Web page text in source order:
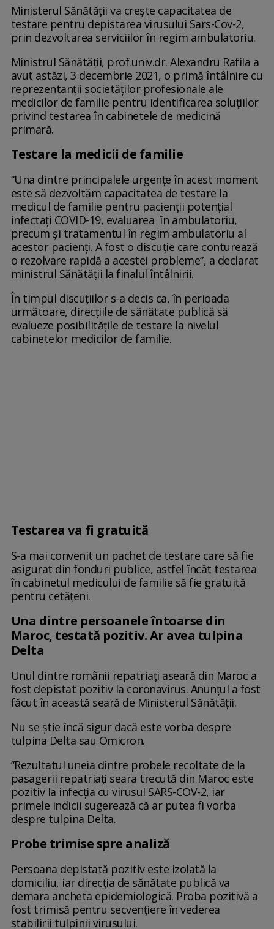
Ministerul Sănătății va crește capacitatea de
testare pentru depistarea virusului Sars-Cov-2,
prin dezvoltarea serviciilor în regim ambulatoriu.
Ministrul Sănătății, prof.univ.dr. Alexandru Rafila a
avut astăzi, 3 decembrie 2021, o primă întâlnire cu
reprezentanții societăților profesionale ale
medicilor de familie pentru identificarea soluțiilor
privind testarea în cabinetele de medicină
primară.
Testare la medicii de familie
“Una dintre principalele urgențe în acest moment
este să dezvoltăm capacitatea de testare la
medicul de familie pentru pacienții potențial
infectați COVID-19, evaluarea în ambulatoriu,
precum și tratamentul în regim ambulatoriu al
acestor pacienți. A fost o discuție care conturează
o rezolvare rapidă a acestei probleme”, a declarat
ministrul Sănătății la finalul întâlnirii.
În timpul discuțiilor s-a decis ca, în perioada
următoare, direcțiile de sănătate publică să
evalueze posibilitățile de testare la nivelul
cabinetelor medicilor de familie.
Testarea va fi gratuită
S-a mai convenit un pachet de testare care să fie
asigurat din fonduri publice, astfel încât testarea
în cabinetul medicului de familie să fie gratuită
pentru cetățeni.
Una dintre persoanele întoarse din
Maroc, testată pozitiv. Ar avea tulpina
Delta
Unul dintre românii repatriați aseară din Maroc a
fost depistat pozitiv la coronavirus. Anunțul a fost
făcut în această seară de Ministerul Sănătății.
Nu se știe încă sigur dacă este vorba despre
tulpina Delta sau Omicron.
”Rezultatul uneia dintre probele recoltate de la
pasagerii repatriați seara trecută din Maroc este
pozitiv la infecția cu virusul SARS-COV-2, iar
primele indicii sugerează că ar putea fi vorba
despre tulpina Delta.
Probe trimise spre analiză
Persoana depistată pozitiv este izolată la
domiciliu, iar direcția de sănătate publică va
demara ancheta epidemiologică. Proba pozitivă a
fost trimisă pentru secvențiere în vederea
stabilirii tulpinii virusului.